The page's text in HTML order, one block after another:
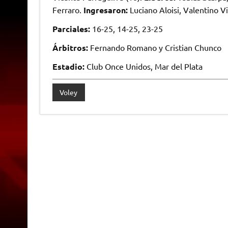
Ferraro. Ingresaron: Luciano Aloisi, Valentino
Parciales: 16-25, 14-25, 23-25
Árbitros: Fernando Romano y Cristian Chunco
Estadio: Club Once Unidos, Mar del Plata
Voley